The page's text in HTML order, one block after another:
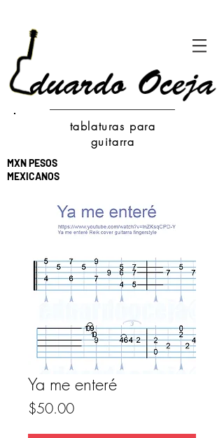
tablaturas para
guitarra
MXN PESOS
MEXICANOS
Ya me enteré
$50.00Precio